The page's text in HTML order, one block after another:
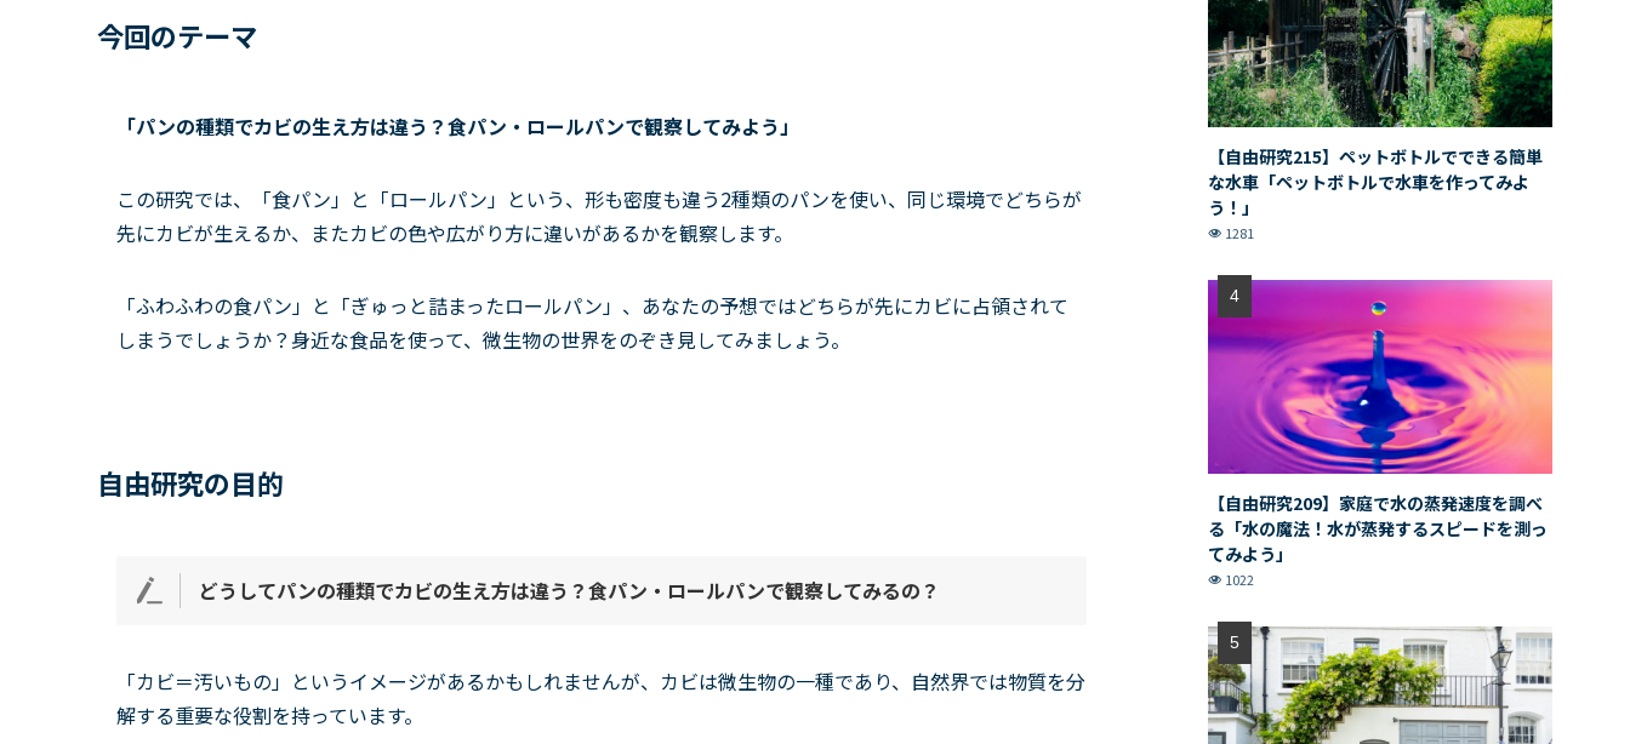
今回のテーマ
「パンの種類でカビの生え方は違う？食パン・ロールパンで観察してみよう 」
この研究では、「食パン」と「ロールパン」という、形も密度も違う2種類のパンを使い、同じ環境でどちらが
先にカビが生えるか、またカビの色や広がり方に違いがあるかを観察します。
「ふわふわの食パン」と「ぎゅっと詰まったロールパン」、あなたの予想ではどちらが先にカビに占領されて
しまうでしょうか？身近な食品を使って、微生物の世界をのぞき見してみましょう。
自由研究の目的
どうしてパンの種類でカビの生え方は違う？食パン・ロールパンで観察してみるの？
「カビ＝汚いもの」というイメージがあるかもしれませんが、カビは微生物の一種であり、自然界では物質を分
解する重要な役割を持っています。
【自由研究215】ペットボトルでできる簡単
な水車「ペットボトルで水車を作ってみよ
う！」
1281
【自由研究209】家庭で水の蒸発速度を調べ
る「水の魔法！水が蒸発するスピードを測っ
てみよう」
1022